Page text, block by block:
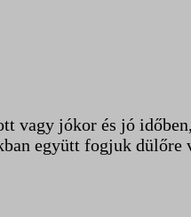
vagy jókor és jó
együtt fogjuk